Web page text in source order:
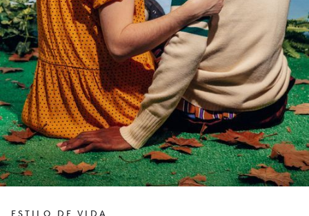
ESTILO DE VIDA